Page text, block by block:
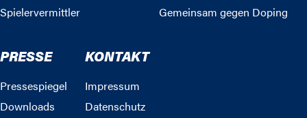
Spielervermittler
Gemeinsam gegen Doping
PRESSE
Pressespiegel
Downloads
KONTAKT
Impressum
Datenschutz